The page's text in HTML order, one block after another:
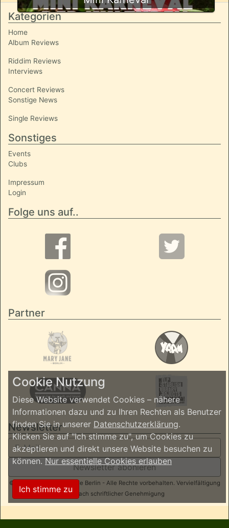
Kategorien
Home
Album Reviews
Riddim Reviews
Interviews
Concert Reviews
Sonstige News
Single Reviews
Sonstiges
Events
Clubs
Impressum
Login
Folge uns auf..
Partner
Newsletter
Newsletter abonieren
© 2026 ReggaeInBerlin.de Berlin - Alle Rechte vorbehalten. Vervielfältigung
nur nach schriftlicher Genehmigung
Cookie Nutzung
Diese Website verwendet Cookies – nähere
Informationen dazu und zu Ihren Rechten als Benutzer
finden Sie in unserer Datenschutzerklärung.
Klicken Sie auf "Ich stimme zu", um Cookies zu
akzeptieren und direkt unsere Website besuchen zu
können.Nur essentielle Cookies erlauben
Ich stimme zu